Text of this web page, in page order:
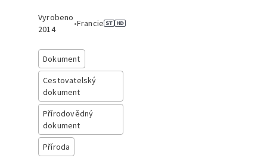
Vyrobeno
2014
•Francie
Dokument
Cestovatelský
dokument
Přírodovědný
dokument
Příroda